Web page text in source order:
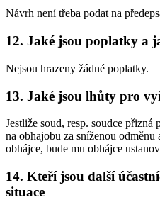
Návrh není třeba podat na
12. Jaké jsou poplatky a
Nejsou hrazeny žádné poplatky.
13. Jaké jsou lhůty pro
Jestliže soud, resp. soudce
na obhajobu za sníženou
obhájce, bude mu obhájce
14. Kteří jsou další
situace